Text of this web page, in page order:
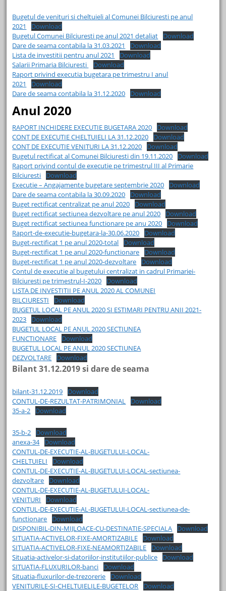
Bugetul de venituri si cheltuieli al Comunei Bilciuresti pe anul
2021
Download
Bugetul Comunei Bilciuresti pe anul 2021 detaliat
Download
Dare de seama contabila la 31.03.2021
Download
Lista de investitii pentru anul 2021
Download
Salarii Primaria Bilciuresti
Download
Raport privind executia bugetara pe trimestru I anul
2021
Download
Dare de seama contabila la 31.12.2020
Download
Anul 2020
RAPORT INCHIDERE EXECUTIE BUGETARA 2020
Download
CONT DE EXECUTIE CHELTUIELI LA 31.12.2020
Download
CONT DE EXECUTIE VENITURI LA 31.12.2020
Download
Bugetul rectificat al Comunei Bilciuresti din 19.11.2020
Download
Raport privind contul de executie pe trimestrul III al Primarie
Bilciuresti
Download
Executie – Angajamente bugetare septembrie 2020
Download
Dare de seama contabila la 30.09.2020
Download
Buget rectificat centralizat pe anul 2020
Download
Buget rectificat sectiunea dezvoltare pe anul 2020
Download
Buget rectificat sectiunea functionare pe anu 2020
Download
Raport-de-executie-bugetara-la-30.06.2020
Download
Buget-rectificat 1 pe anul 2020-total
Download
Buget-rectificat 1 pe anul 2020-functionare
Download
Buget-rectificat 1 pe anul 2020-dezvoltare
Download
Contul de executie al bugetului centralizat in cadrul Primariei-
Bilciuresti pe trimestrul-I-2020
Download
LISTA DE INVESTITII PE ANUL 2020 AL COMUNEI
BILCIURESTI
Download
BUGETUL LOCAL PE ANUL 2020 SI ESTIMARI PENTRU ANII 2021-
2023
Download
BUGETUL LOCAL PE ANUL 2020 SECTIUNEA
FUNCTIONARE
Download
BUGETUL LOCAL PE ANUL 2020 SECTIUNEA
DEZVOLTARE
Download
Bilant 31.12.2019 si dare de seama
bilant-31.12.2019
Download
CONTUL-DE-REZULTAT-PATRIMONIAL
Download
35-a-2
Download
35-b-2
Download
anexa-34 Download
CONTUL-DE-EXECUTIE-AL-BUGETULUI-LOCAL-
CHELTUIELI
Download
CONTUL-DE-EXECUTIE-AL-BUGETULUI-LOCAL-sectiunea-
dezvoltare
Download
CONTUL-DE-EXECUTIE-AL-BUGETULUI-LOCAL-
VENITURI
Download
CONTUL-DE-EXECUTIE-AL-BUGETULUI-LOCAL-sectiunea-de-
functionare
Download
DISPONIBIL-DIN-MIJLOACE-CU-DESTINATIE-SPECIALA
Download
SITUATIA-ACTIVELOR-FIXE-AMORTIZABILE
Download
SITUATIA-ACTIVELOR-FIXE-NEAMORTIZABILE
Download
Situatia-activelor-si-datoriilor-institutiilor-publice
Download
SITUATIA-FLUXURILOR-banci
Download
Situatia-fluxurilor-de-trezorerie
Download
VENITURILE-SI-CHELTUIELILE-BUGETELOR
Download